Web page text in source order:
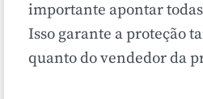
importante apontar
Isso garante a proteção
quanto do vendedor da